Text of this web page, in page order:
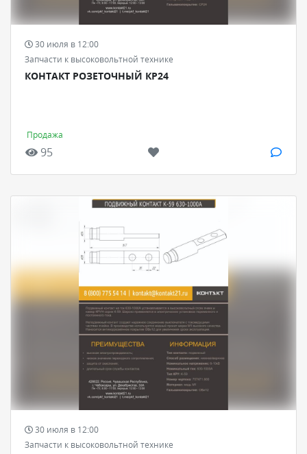
30 июля в 12:00
Запчасти к высоковольтной технике
КОНТАКТ РОЗЕТОЧНЫЙ КР24
Продажа
95
30 июля в 12:00
Запчасти к высоковольтной технике